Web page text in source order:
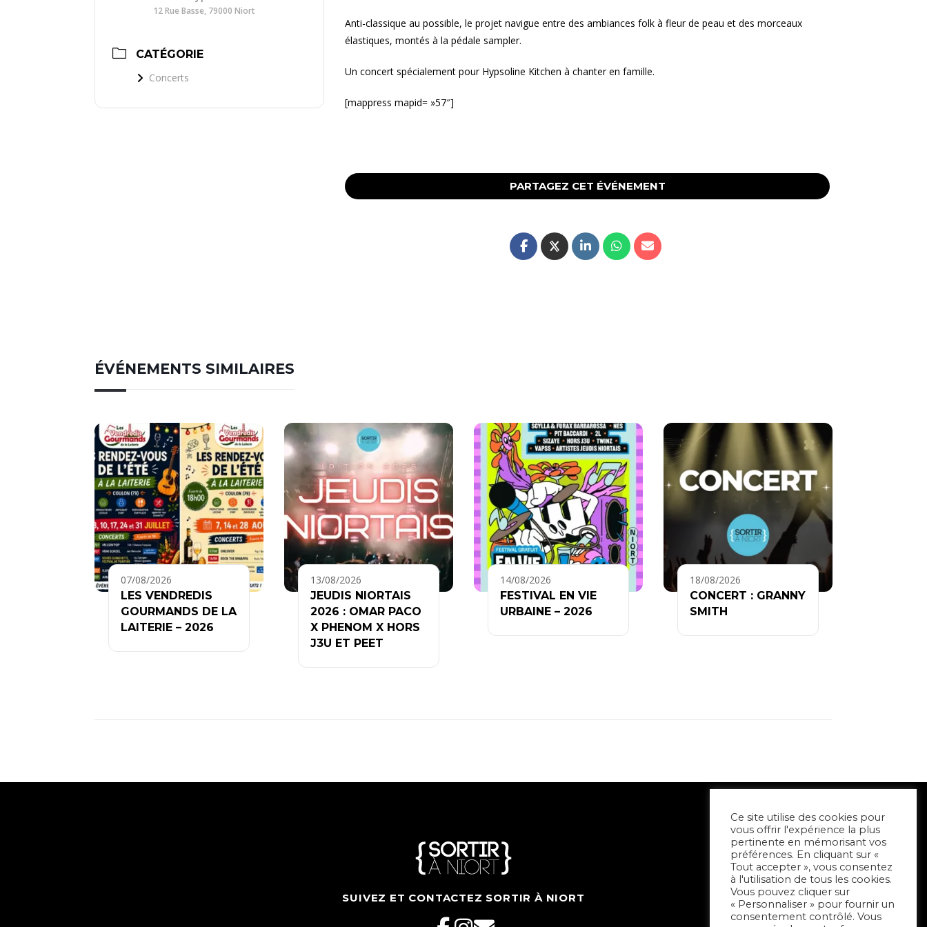
12 Rue Basse, 79000 Niort
CATÉGORIE
Concerts
Anti-classique au possible, le projet navigue entre des ambiances folk à fleur de peau et des morceaux
élastiques, montés à la pédale sampler.
Un concert spécialement pour Hypsoline Kitchen à chanter en famille.
[mappress mapid= »57″]
PARTAGEZ CET ÉVÉNEMENT
ÉVÉNEMENTS SIMILAIRES
07/08/2026
LES VENDREDIS
GOURMANDS DE LA
LAITERIE – 2026
13/08/2026
JEUDIS NIORTAIS
2026 : OMAR PACO
X PHENOM X HORS
J3U ET PEET
14/08/2026
FESTIVAL EN VIE
URBAINE – 2026
18/08/2026
CONCERT : GRANNY
SMITH
SUIVEZ ET CONTACTEZ SORTIR À NIORT
Ce site utilise des cookies pour
vous offrir l'expérience la plus
pertinente en mémorisant vos
préférences. En cliquant sur «
Tout accepter », vous consentez
à l'utilisation de tous les cookies.
Vous pouvez cliquer sur
« Personnaliser » pour fournir un
consentement contrôlé. Vous